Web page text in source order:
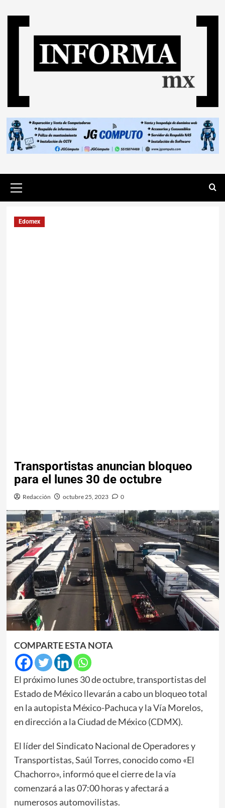
Edomex
Transportistas anuncian bloqueo
para el lunes 30 de octubre
Redacción octubre 25, 2023 0
COMPARTE ESTA NOTA
El próximo lunes 30 de octubre, transportistas del
Estado de México llevarán a cabo un bloqueo total
en la autopista México-Pachuca y la Vía Morelos,
en dirección a la Ciudad de México (CDMX).
El líder del Sindicato Nacional de Operadores y
Transportistas, Saúl Torres, conocido como «El
Chachorro», informó que el cierre de la vía
comenzará a las 07:00 horas y afectará a
numerosos automovilistas.